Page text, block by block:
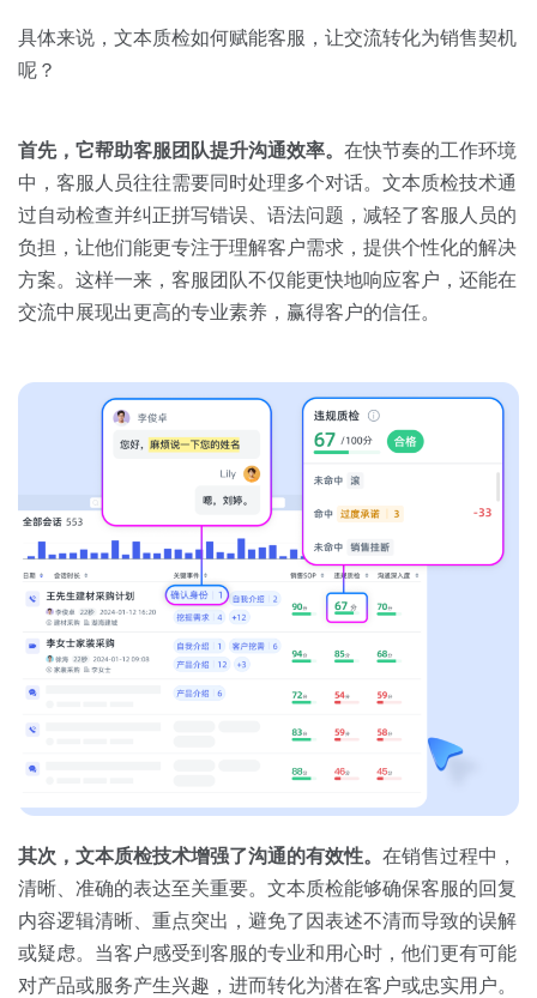
培训辅导
具体来说，文本质检如何赋能客服，让交流转化为销售契机
呢？
首先，它帮助客服团队提升沟通效率。 在快节奏的工作环境
中，客服人员往往需要同时处理多个对话。文本质检技术通
过自动检查并纠正拼写错误、语法问题，减轻了客服人员的
负担，让他们能更专注于理解客户需求，提供个性化的解决
方案。这样一来，客服团队不仅能更快地响应客户，还能在
交流中展现出更高的专业素养，赢得客户的信任。
其次，文本质检技术增强了沟通的有效性。 在销售过程中，
清晰、准确的表达至关重要。文本质检能够确保客服的回复
内容逻辑清晰、重点突出，避免了因表述不清而导致的误解
或疑虑。当客户感受到客服的专业和用心时，他们更有可能
对产品或服务产生兴趣，进而转化为潜在客户或忠实用户。